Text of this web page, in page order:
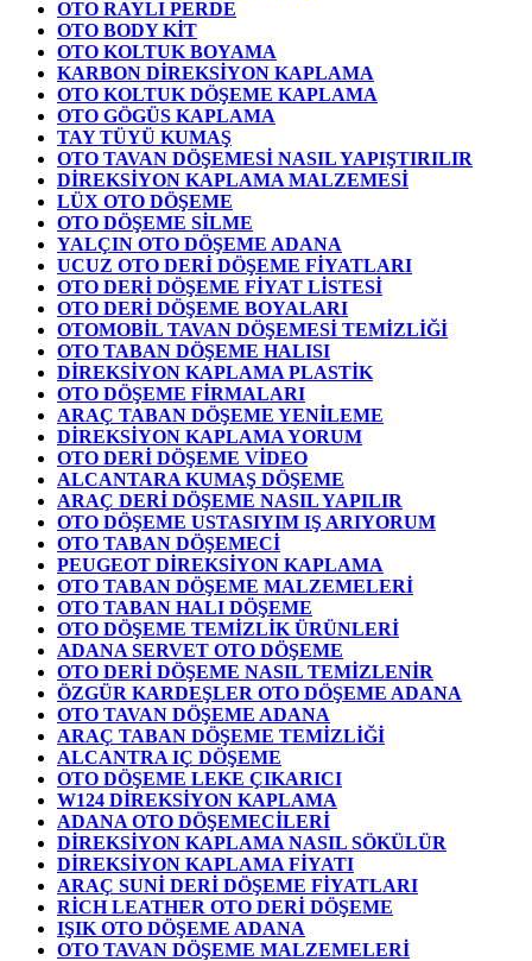
OTO RAYLI PERDE
OTO BODY KİT
OTO KOLTUK BOYAMA
KARBON DİREKSİYON KAPLAMA
OTO KOLTUK DÖŞEME KAPLAMA
OTO GÖGÜS KAPLAMA
TAY TÜYÜ KUMAŞ
OTO TAVAN DÖŞEMESİ NASIL YAPIŞTIRILIR
DİREKSİYON KAPLAMA MALZEMESİ
LÜX OTO DÖŞEME
OTO DÖŞEME SİLME
YALÇIN OTO DÖŞEME ADANA
UCUZ OTO DERİ DÖŞEME FİYATLARI
OTO DERİ DÖŞEME FİYAT LİSTESİ
OTO DERİ DÖŞEME BOYALARI
OTOMOBİL TAVAN DÖŞEMESİ TEMİZLİĞİ
OTO TABAN DÖŞEME HALISI
DİREKSİYON KAPLAMA PLASTİK
OTO DÖŞEME FİRMALARI
ARAÇ TABAN DÖŞEME YENİLEME
DİREKSİYON KAPLAMA YORUM
OTO DERİ DÖŞEME VİDEO
ALCANTARA KUMAŞ DÖŞEME
ARAÇ DERİ DÖŞEME NASIL YAPILIR
OTO DÖŞEME USTASIYIM IŞ ARIYORUM
OTO TABAN DÖŞEMECİ
PEUGEOT DİREKSİYON KAPLAMA
OTO TABAN DÖŞEME MALZEMELERİ
OTO TABAN HALI DÖŞEME
OTO DÖŞEME TEMİZLİK ÜRÜNLERİ
ADANA SERVET OTO DÖŞEME
OTO DERİ DÖŞEME NASIL TEMİZLENİR
ÖZGÜR KARDEŞLER OTO DÖŞEME ADANA
OTO TAVAN DÖŞEME ADANA
ARAÇ TABAN DÖŞEME TEMİZLİĞİ
ALCANTRA IÇ DÖŞEME
OTO DÖŞEME LEKE ÇIKARICI
W124 DİREKSİYON KAPLAMA
ADANA OTO DÖŞEMECİLERİ
DİREKSİYON KAPLAMA NASIL SÖKÜLÜR
DİREKSİYON KAPLAMA FİYATI
ARAÇ SUNİ DERİ DÖŞEME FİYATLARI
RİCH LEATHER OTO DERİ DÖŞEME
IŞIK OTO DÖŞEME ADANA
OTO TAVAN DÖŞEME MALZEMELERİ